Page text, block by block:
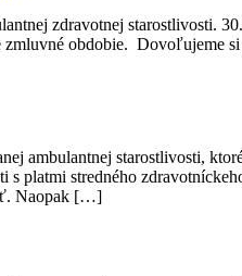
zdravotnej starostlivosti.
obdobie. Dovoľujeme
ambulantnej starostlivosti,
platmi stredného
Naopak […]